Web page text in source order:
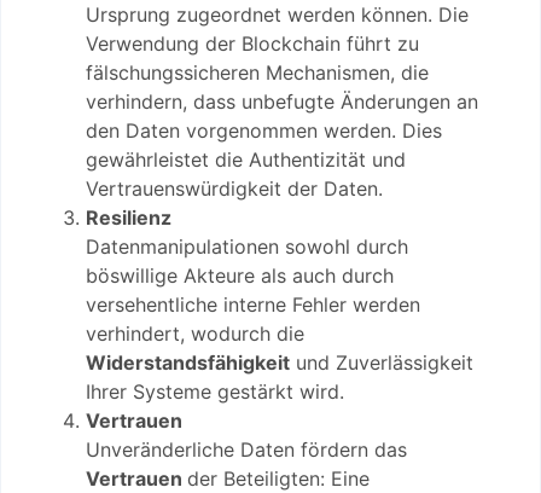
Ursprung zugeordnet werden können. Die
Verwendung der Blockchain führt zu
fälschungssicheren Mechanismen, die
verhindern, dass unbefugte Änderungen an
den Daten vorgenommen werden. Dies
gewährleistet die Authentizität und
Vertrauenswürdigkeit der Daten.
Resilienz
Datenmanipulationen sowohl durch
böswillige Akteure als auch durch
versehentliche interne Fehler werden
verhindert, wodurch die
Widerstandsfähigkeit und Zuverlässigkeit
Ihrer Systeme gestärkt wird.
Vertrauen
Unveränderliche Daten fördern das
Vertrauen der Beteiligten: Eine